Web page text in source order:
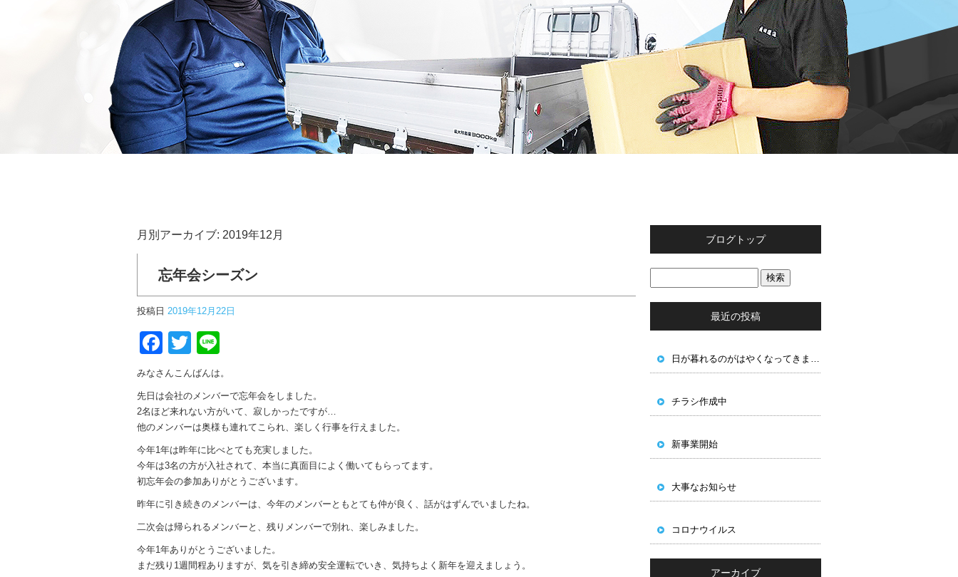
月別アーカイブ: 2019年12月
忘年会シーズン
投稿日 2019年12月22日
Facebook
Twitter
みなさんこんばんは。
先日は会社のメンバーで忘年会をしました。
2名ほど来れない方がいて、寂しかったですが…
他のメンバーは奥様も連れてこられ、楽しく行事を行えました。
今年1年は昨年に比べとても充実しました。
今年は3名の方が入社されて、本当に真面目によく働いてもらってます。
初忘年会の参加ありがとうございます。
昨年に引き続きのメンバーは、今年のメンバーともとても仲が良く、話がはずんでいましたね。
二次会は帰られるメンバーと、残りメンバーで別れ、楽しみました。
今年1年ありがとうございました。
まだ残り1週間程ありますが、気を引き締め安全運転でいき、気持ちよく新年を迎えましょう。
ブログトップ
最近の投稿
日が暮れるのがはやくなってきました
チラシ作成中
新事業開始
大事なお知らせ
コロナウイルス
アーカイブ